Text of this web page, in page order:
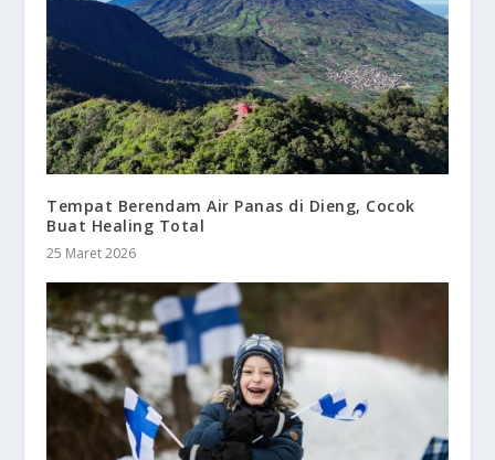
Tempat Berendam Air Panas di Dieng, Cocok
Buat Healing Total
25 Maret 2026